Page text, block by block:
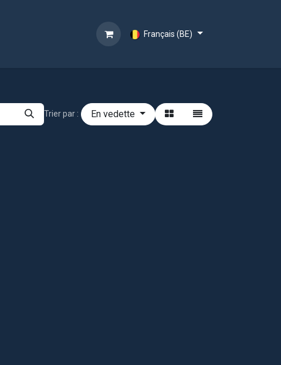
Français (BE)
Trier par : En vedette